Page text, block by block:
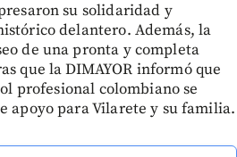
su solidaridad y
delantero. Además, la
de una pronta y completa
que la DIMAYOR informó que
profesional colombiano se
apoyo para Vilarete y su familia.